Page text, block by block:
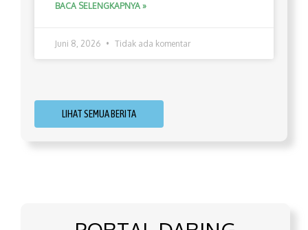
BACA SELENGKAPNYA »
Juni 8, 2026 Tidak ada komentar
LIHAT SEMUA BERITA